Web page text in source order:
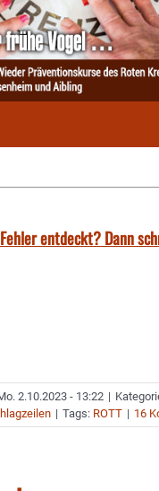
entdeckt? Dann
2.10.2023 - 13:22 |
| Tags: ROTT | 16